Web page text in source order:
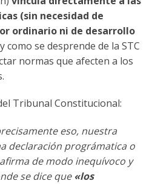
(sin necesidad de
ordinario ni de desarrollo
como se desprende de la STC
normas que afecten a los
Tribunal Constitucional:
eso, nuestra
declaración prográmatica o
de modo inequívoco y
se dice que«los